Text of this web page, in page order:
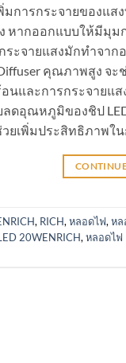
มการกระจายของแ
หากออกแบบให้มีมุม
ระจายแสงมักทำจา
คุณภาพสูง จ
นและการกระจายแ
ดอุณหภูมิของชิป
ยเพิ่มประสิทธิภาพใ
, RICH, หลอดไฟ, หล
20WENRICH, หลอดไฟ